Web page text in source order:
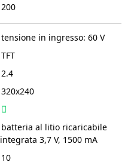
200
tensione in ingresso: 60 V
TFT
2.4
320x240
batteria al litio ricaricabile
integrata 3,7 V, 1500 mA
10